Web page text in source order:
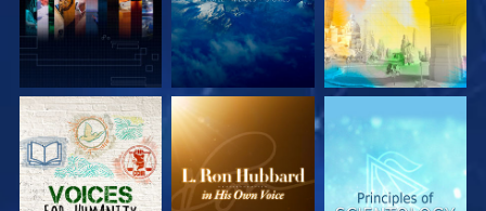
SERIE
ENTDECKEN
SERIE
ENTDECKEN
SERIE
ENTDECKEN